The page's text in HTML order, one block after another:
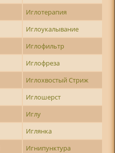
Иглотерапия
Иглоукалывание
Иглофильтр
Иглофреза
Иглохвостый Стриж
Иглошерст
Иглу
Иглянка
Игнипунктура